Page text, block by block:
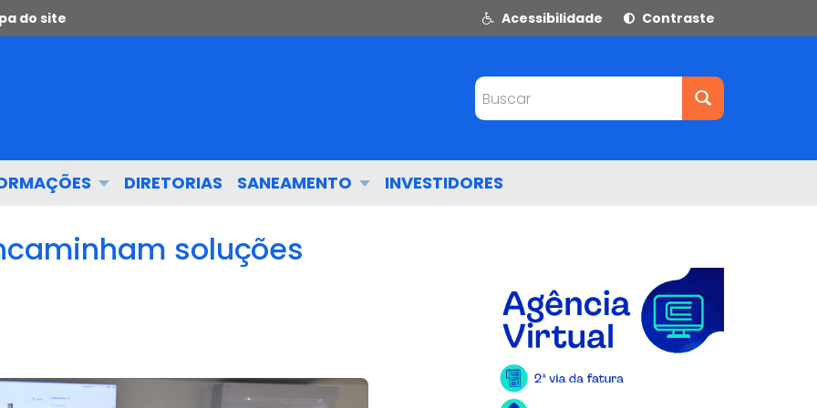
do site Acessibilidade Contraste
Buscar
DIRETORIAS SANEAMENTO INVESTIDORES
soluções